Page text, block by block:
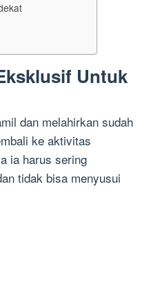
Untuk
dan melahirkan sudah
ke aktivitas
ia harus sering
tidak bisa menyusui